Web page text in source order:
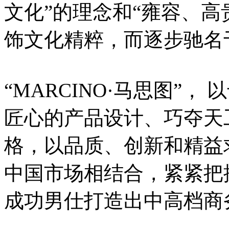
文化”的理念和“雍容、
饰文化精粹，而逐步驰
“MARCINO·马思图”，
匠心的产品设计、巧夺
格，以品质、创新和精
中国市场相结合，紧紧
成功男仕打造出中高档